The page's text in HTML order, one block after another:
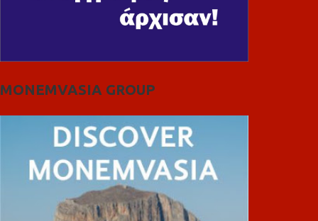
MONEMVASIA GROUP